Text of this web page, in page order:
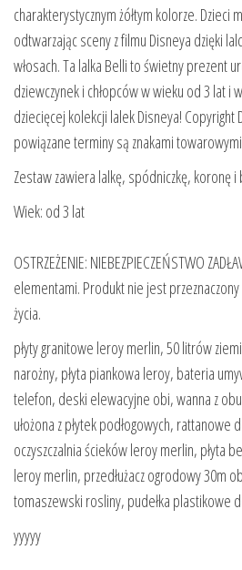
charakterystycznym żółtym kolorze. Dzieci
odtwarzając sceny z filmu Disneya dzięki
włosach. Ta lalka Belli to świetny prezent
dziewczynek i chłopców w wieku od 3 lat i
dziecięcej kolekcji lalek Disneya! Copyright
powiązane terminy są znakami
Zestaw zawiera lalkę, spódniczkę, koronę i
Wiek: od 3 lat
OSTRZEŻENIE: NIEBEZPIECZEŃSTWO
elementami. Produkt nie jest
życia.
płyty granitowe leroy merlin, 50 litrów
narożny, płyta piankowa leroy, bateria
telefon, deski elewacyjne obi, wanna z
ułożona z płytek podłogowych,
oczyszczalnia ścieków leroy merlin, płyta
leroy merlin, przedłużacz ogrodowy 30m
tomaszewski rosliny, pudełka plastikowe
yyyyy